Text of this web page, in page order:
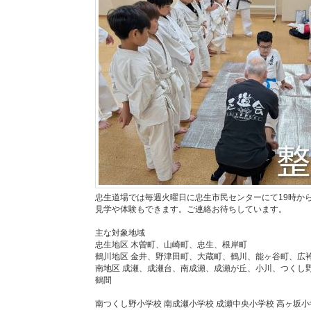
忠生道場では毎週火曜日に忠生市民センターにて19時か
見学や体験もできます。ご連絡お待ちしています。
主な対象地域
忠生地区 木曽町、山崎町、忠生、根岸町
鶴川地区 金井、野津田町、大蔵町、鶴川、能ヶ谷町、広
南地区 成瀬、成瀬台、南成瀬、成瀬が丘、小川、つくし
鶴間
南つくし野小学校 南成瀬小学校 成瀬中央小学校 高ヶ坂